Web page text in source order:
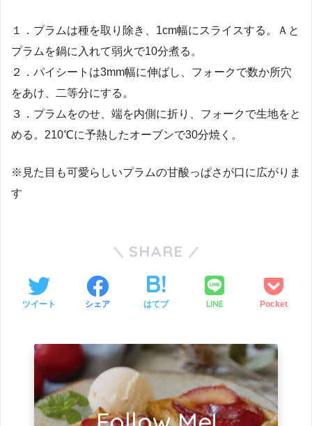
１．プラムは種を取り除き、1cm幅にスライスする。Ａと
プラムを鍋に入れて弱火で10分煮る。
２．パイシートは3mm幅に伸ばし、フォークで数か所穴
をあけ、二等分にする。
３．プラムをのせ、端を内側に折り、フォークで生地をと
める。210℃に予熱したオーブンで30分焼く。
※見た目も可愛らしいプラムの甘酸っぱさが口に広がりま
す
SHARE
ツイート シェア はてブ LINE Pocket